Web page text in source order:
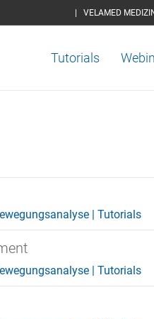
| VELAMED
Tutorials
| Tutorials
| Tutorials